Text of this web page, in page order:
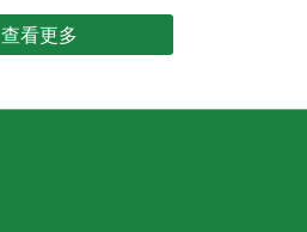
查看更多